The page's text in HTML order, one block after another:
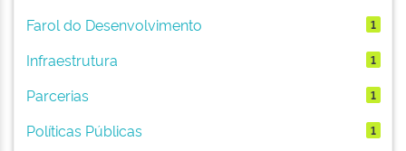
Farol do Desenvolvimento 1
Infraestrutura 1
Parcerias 1
Políticas Públicas 1